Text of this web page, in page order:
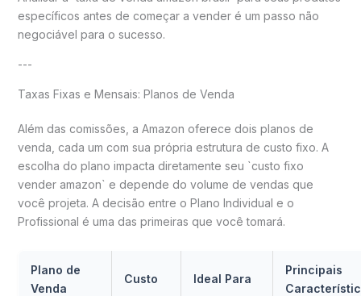
específicos antes de começar a vender é um passo não
negociável para o sucesso.
---
Taxas Fixas e Mensais: Planos de Venda
Além das comissões, a Amazon oferece dois planos de
venda, cada um com sua própria estrutura de custo fixo. A
escolha do plano impacta diretamente seu `custo fixo
vender amazon` e depende do volume de vendas que
você projeta. A decisão entre o Plano Individual e o
Profissional é uma das primeiras que você tomará.
Plano de
Venda
Custo Ideal Para
Principais